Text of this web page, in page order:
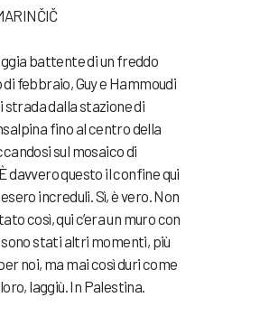
battente di un freddo
febbraio, Guy e Hammoudi
dalla stazione di
fino al centro della
sul mosaico di
davvero questo il confine qui
increduli. Sì, è vero. Non
così, qui c’era un muro con
sono stati altri momenti, più
noi, ma mai così duri come
laggiù. In Palestina.